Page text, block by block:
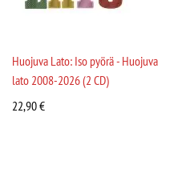
Huojuva Lato: Iso pyörä - Huojuva
lato 2008-2026 (2 CD)
22,90€